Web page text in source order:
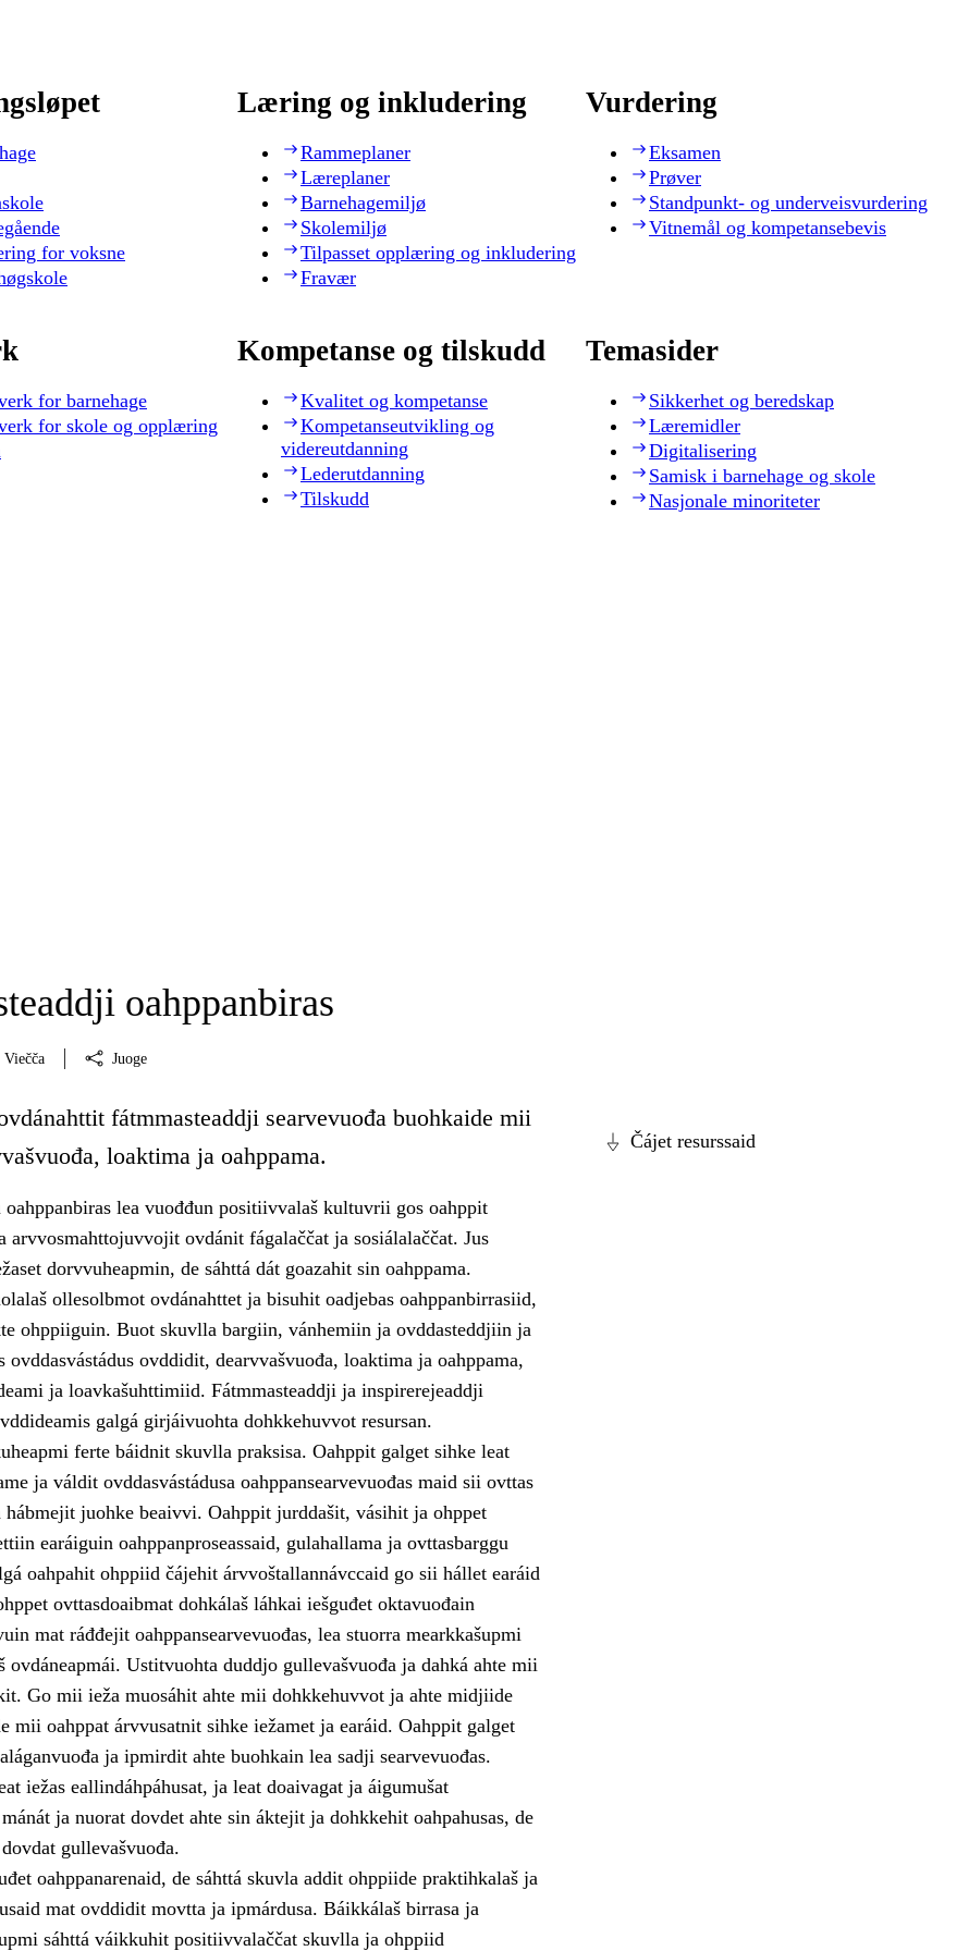
for voksne
Læring og inkludering
Rammeplaner
Læreplaner
Barnehagemiljø
Skolemiljø
Tilpasset opplæring og inkludering
Fravær
Vurdering
Eksamen
Prøver
Standpunkt- og underveisvurdering
Vitnemål og kompetansebevis
for barnehage
for skole og opplæring
Kompetanse og tilskudd
Kvalitet og kompetanse
Kompetanseutvikling og
videreutdanning
Lederutdanning
Tilskudd
Temasider
Sikkerhet og beredskap
Læremidler
Digitalisering
Samisk i barnehage og skole
Nasjonale minoriteter
oahppanbiras
Viečča Juoge
Čájet resurssaid
fátmmasteaddji searvevuođa buohkaide mii
loaktima ja oahppama.
lea vuođđun positiivvalaš kultuvrii gos oahppit
ovdánit fágalaččat ja sosiálalaččat. Jus
dorvvuheapmin, de sáhttá dát goazahit sin oahppama.
ollesolbmot ovdánahttet ja bisuhit oadjebas oahppanbirrasiid,
ohppiiguin. Buot skuvlla bargiin, vánhemiin ja ovddasteddjiin ja
ovddasvástádus ovddidit, dearvvašvuođa, loaktima ja oahppama,
ja loavkašuhttimiid. Fátmmasteaddji ja inspirerejeaddji
galgá girjáivuohta dohkkehuvvot resursan.
ferte báidnit skuvlla praksisa. Oahppit galget sihke leat
ja váldit ovddasvástádusa oahppansearvevuođas maid sii ovttas
hábmejit juohke beaivvi. Oahppit jurddašit, vásihit ja ohppet
earáiguin oahppanproseassaid, gulahallama ja ovttasbarggu
oahpahit ohppiid čájehit árvvoštallannávccaid go sii hállet earáid
ovttasdoaibmat dohkálaš láhkai iešguđet oktavuođain
mat ráđđejit oahppansearvevuođas, lea stuorra mearkkašupmi
ovdáneapmái. Ustitvuohta duddjo gullevašvuođa ja dahká ahte mii
Go mii ieža muosáhit ahte mii dohkkehuvvot ja ahte midjiide
mii oahppat árvvusatnit sihke iežamet ja earáid. Oahppit galget
ja ipmirdit ahte buohkain lea sadji searvevuođas.
iežas eallindáhpáhusat, ja leat doaivagat ja áigumušat
ja nuorat dovdet ahte sin áktejit ja dohkkehit oahpahusas, de
gullevašvuođa.
oahppanarenaid, de sáhttá skuvla addit ohppiide praktihkalaš ja
mat ovddidit movtta ja ipmárdusa. Báikkálaš birrasa ja
sáhttá váikkuhit positiivvalaččat skuvlla ja ohppiid